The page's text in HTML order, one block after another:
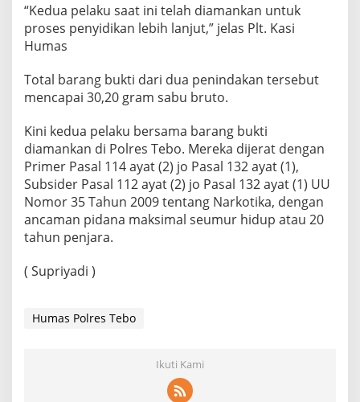
“Kedua pelaku saat ini telah diamankan untuk
proses penyidikan lebih lanjut,” jelas Plt. Kasi
Humas
Total barang bukti dari dua penindakan tersebut
mencapai 30,20 gram sabu bruto.
Kini kedua pelaku bersama barang bukti
diamankan di Polres Tebo. Mereka dijerat dengan
Primer Pasal 114 ayat (2) jo Pasal 132 ayat (1),
Subsider Pasal 112 ayat (2) jo Pasal 132 ayat (1) UU
Nomor 35 Tahun 2009 tentang Narkotika, dengan
ancaman pidana maksimal seumur hidup atau 20
tahun penjara.
( Supriyadi )
Humas Polres Tebo
Ikuti Kami